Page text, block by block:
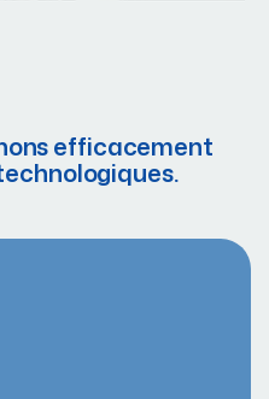
efficacement